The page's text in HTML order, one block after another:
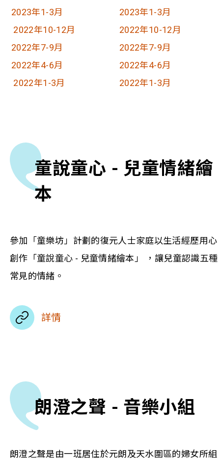
2023年1-3月
2022年10-12月
2022年7-9月
2022年4-6月
2022年1-3月
2023年1-3月
2022年10-12月
2022年7-9月
2022年4-6月
2022年1-3月
童說童心 - 兒童情緒繪
本
參加「童樂坊」計劃的復元人士家庭以生活經歷用心
創作「童說童心 - 兒童情緒繪本」 ，讓兒童認識五種
常見的情緒。
詳情
朗澄之聲 - 音樂小組
朗澄之聲是由一班居住於元朗及天水圍區的婦女所組